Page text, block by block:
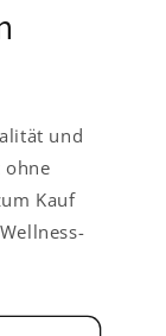
und
ohne
Kauf